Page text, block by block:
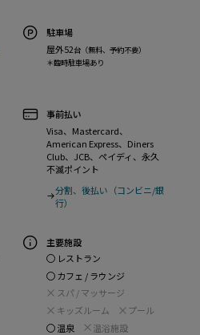
駐車場
屋外52台（無料、予約不要）
＊臨時駐車場あり
事前払い
Visa、Mastercard、
American Express、Diners
Club、JCB、ペイディ、永久
不滅ポイント
分割、後払い（コンビニ/銀
行）
主要施設
レストラン
カフェ / ラウンジ
スパ / マッサージ
キッズルーム
プール
温泉
温浴施設